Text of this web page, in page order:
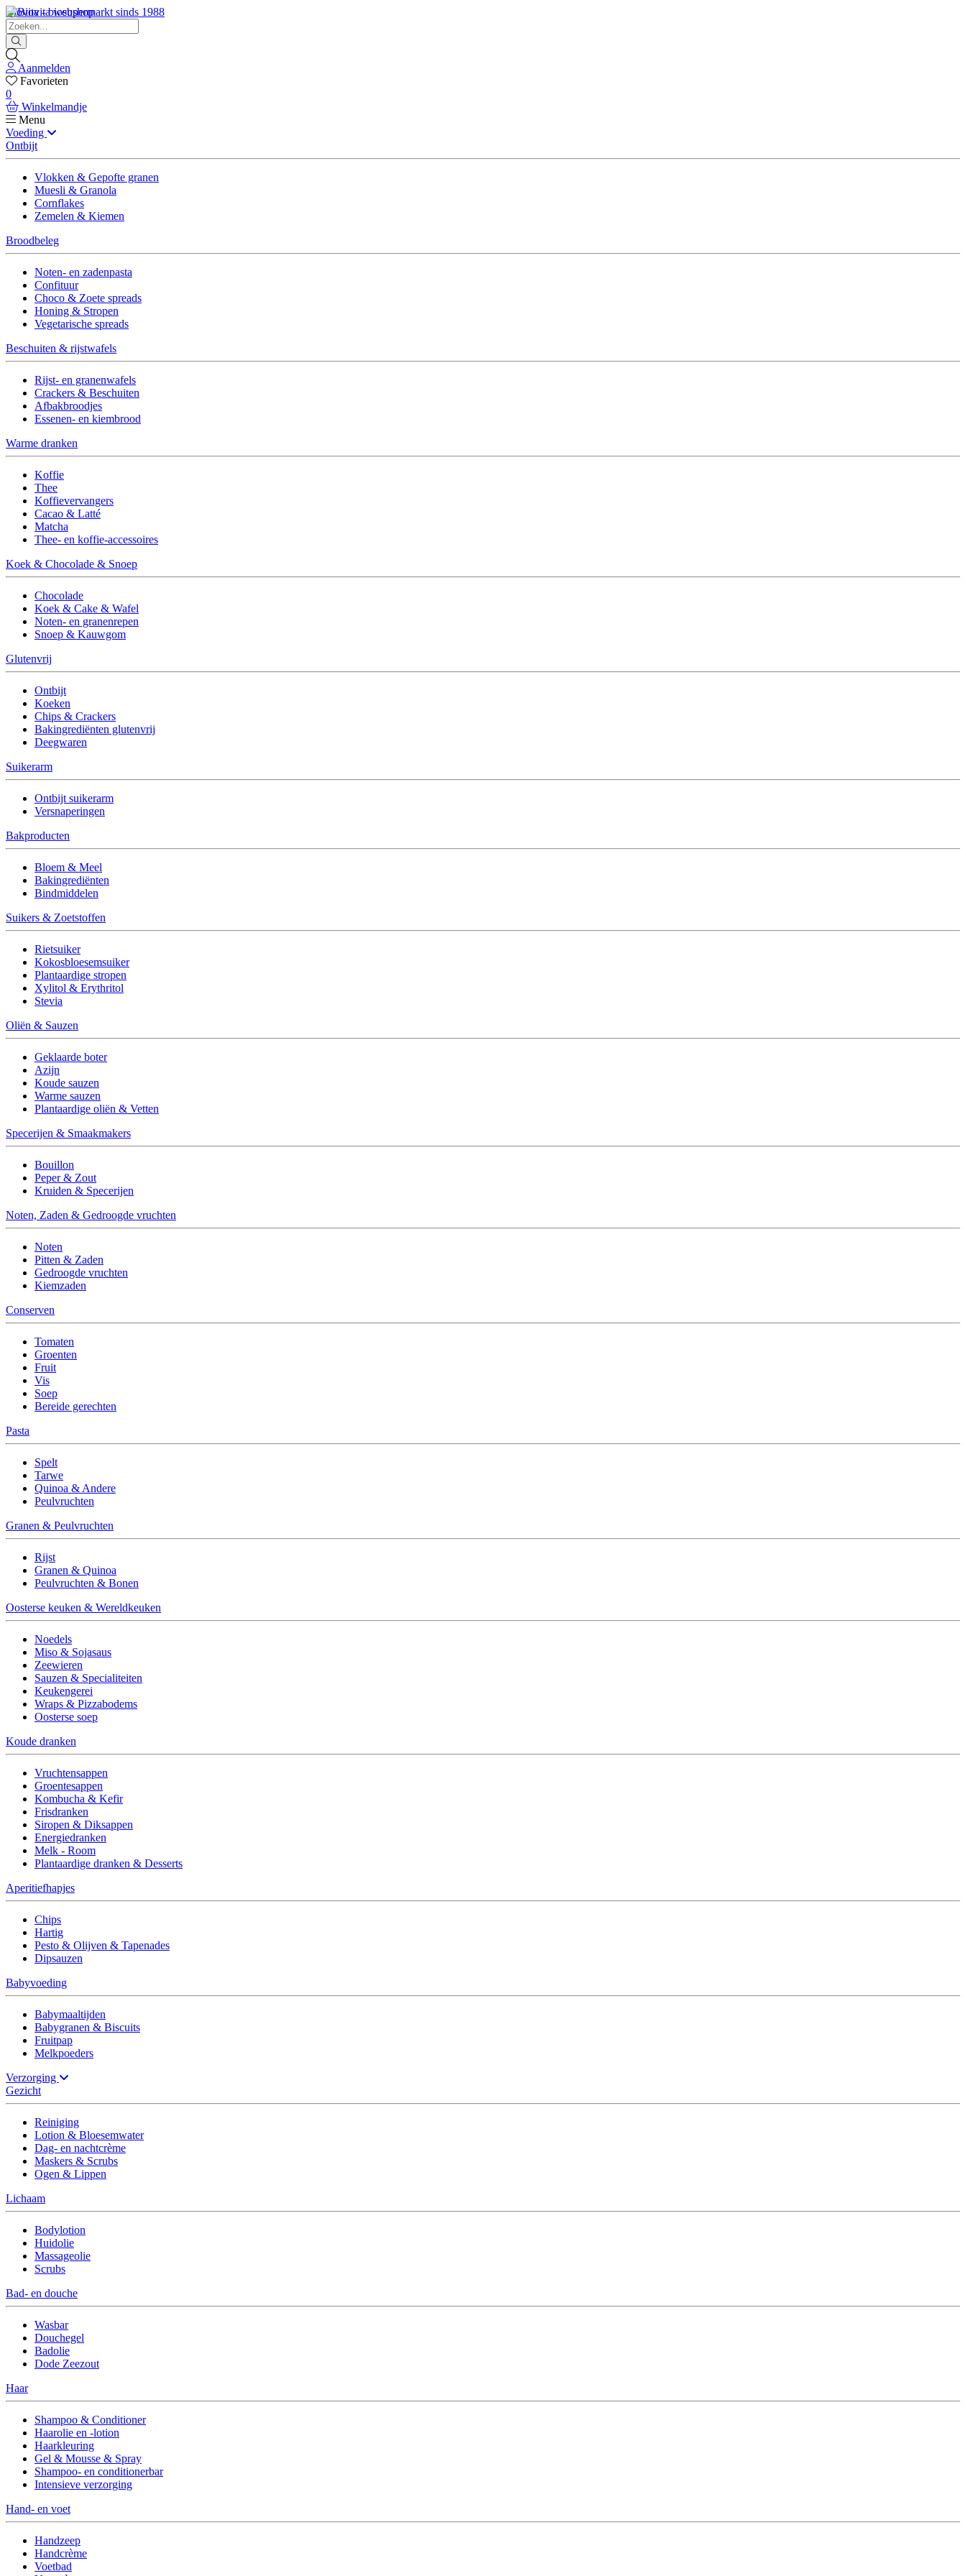
Biovita - biosupermarkt sinds 1988
Aanmelden
Favorieten
0
Winkelmandje
Menu
Voeding
Ontbijt
Vlokken & Gepofte granen
Muesli & Granola
Cornflakes
Zemelen & Kiemen
Broodbeleg
Noten- en zadenpasta
Confituur
Choco & Zoete spreads
Honing & Stropen
Vegetarische spreads
Beschuiten & rijstwafels
Rijst- en granenwafels
Crackers & Beschuiten
Afbakbroodjes
Essenen- en kiembrood
Warme dranken
Koffie
Thee
Koffievervangers
Cacao & Latté
Matcha
Thee- en koffie-accessoires
Koek & Chocolade & Snoep
Chocolade
Koek & Cake & Wafel
Noten- en granenrepen
Snoep & Kauwgom
Glutenvrij
Ontbijt
Koeken
Chips & Crackers
Bakingrediënten glutenvrij
Deegwaren
Suikerarm
Ontbijt suikerarm
Versnaperingen
Bakproducten
Bloem & Meel
Bakingrediënten
Bindmiddelen
Suikers & Zoetstoffen
Rietsuiker
Kokosbloesemsuiker
Plantaardige stropen
Xylitol & Erythritol
Stevia
Oliën & Sauzen
Geklaarde boter
Azijn
Koude sauzen
Warme sauzen
Plantaardige oliën & Vetten
Specerijen & Smaakmakers
Bouillon
Peper & Zout
Kruiden & Specerijen
Noten, Zaden & Gedroogde vruchten
Noten
Pitten & Zaden
Gedroogde vruchten
Kiemzaden
Conserven
Tomaten
Groenten
Fruit
Vis
Soep
Bereide gerechten
Pasta
Spelt
Tarwe
Quinoa & Andere
Peulvruchten
Granen & Peulvruchten
Rijst
Granen & Quinoa
Peulvruchten & Bonen
Oosterse keuken & Wereldkeuken
Noedels
Miso & Sojasaus
Zeewieren
Sauzen & Specialiteiten
Keukengerei
Wraps & Pizzabodems
Oosterse soep
Koude dranken
Vruchtensappen
Groentesappen
Kombucha & Kefir
Frisdranken
Siropen & Diksappen
Energiedranken
Melk - Room
Plantaardige dranken & Desserts
Aperitiefhapjes
Chips
Hartig
Pesto & Olijven & Tapenades
Dipsauzen
Babyvoeding
Babymaaltijden
Babygranen & Biscuits
Fruitpap
Melkpoeders
Verzorging
Gezicht
Reiniging
Lotion & Bloesemwater
Dag- en nachtcrème
Maskers & Scrubs
Ogen & Lippen
Lichaam
Bodylotion
Huidolie
Massageolie
Scrubs
Bad- en douche
Wasbar
Douchegel
Badolie
Dode Zeezout
Haar
Shampoo & Conditioner
Haarolie en -lotion
Haarkleuring
Gel & Mousse & Spray
Shampoo- en conditionerbar
Intensieve verzorging
Hand- en voet
Handzeep
Handcrème
Voetbad